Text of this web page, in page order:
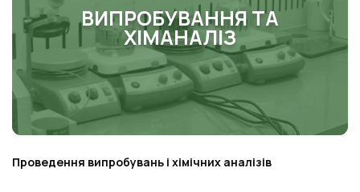
ВИПРОБУВАННЯ ТА
ХІМАНАЛІЗ
Проведення випробувань і хімічних аналізів